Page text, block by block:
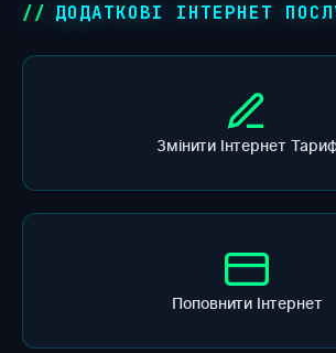
ДОДАТКОВІ ІНТЕРНЕТ
Змінити Інтернет
Поповнити Інтернет